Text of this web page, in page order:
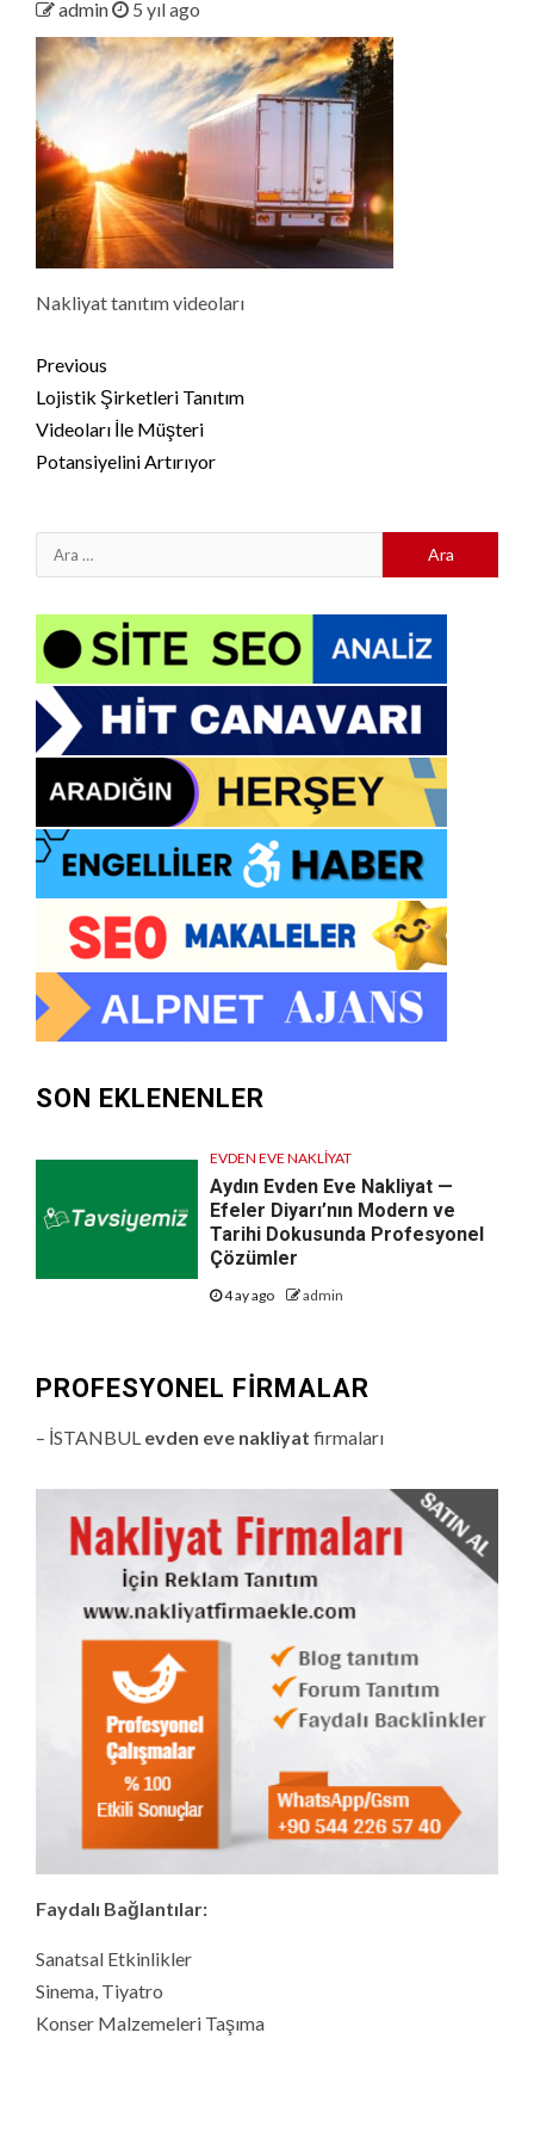
admin 5 yıl ago
Nakliyat tanıtım videoları
Continue
Reading
Previous
Lojistik Şirketleri Tanıtım
Videoları İle Müşteri
Potansiyelini Artırıyor
Arama:
SON EKLENENLER
EVDEN EVE NAKLIYAT
Aydın Evden Eve Nakliyat —
Efeler Diyarı’nın Modern ve
Tarihi Dokusunda Profesyonel
Çözümler
4 ay ago admin
PROFESYONEL FIRMALAR
– İSTANBUL evden eve nakliyat firmaları
Faydalı Bağlantılar:
Sanatsal Etkinlikler
Sinema, Tiyatro
Konser Malzemeleri Taşıma